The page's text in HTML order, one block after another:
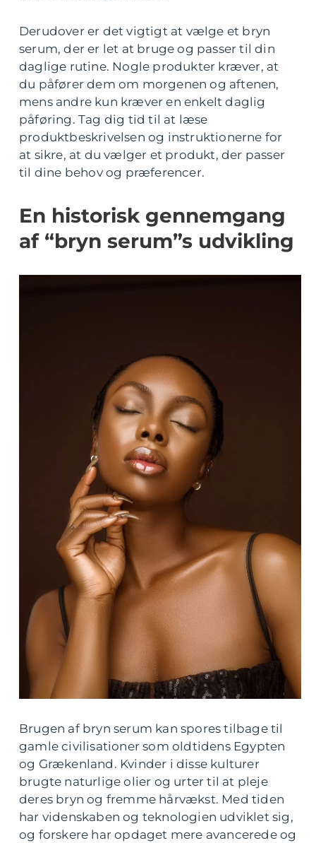
Derudover er det vigtigt at vælge et bryn
serum, der er let at bruge og passer til din
daglige rutine. Nogle produkter kræver, at
du påfører dem om morgenen og aftenen,
mens andre kun kræver en enkelt daglig
påføring. Tag dig tid til at læse
produktbeskrivelsen og instruktionerne for
at sikre, at du vælger et produkt, der passer
til dine behov og præferencer.
En historisk gennemgang
af “bryn serum”s udvikling
Brugen af bryn serum kan spores tilbage til
gamle civilisationer som oldtidens Egypten
og Grækenland. Kvinder i disse kulturer
brugte naturlige olier og urter til at pleje
deres bryn og fremme hårvækst. Med tiden
har videnskaben og teknologien udviklet sig,
og forskere har opdaget mere avancerede og